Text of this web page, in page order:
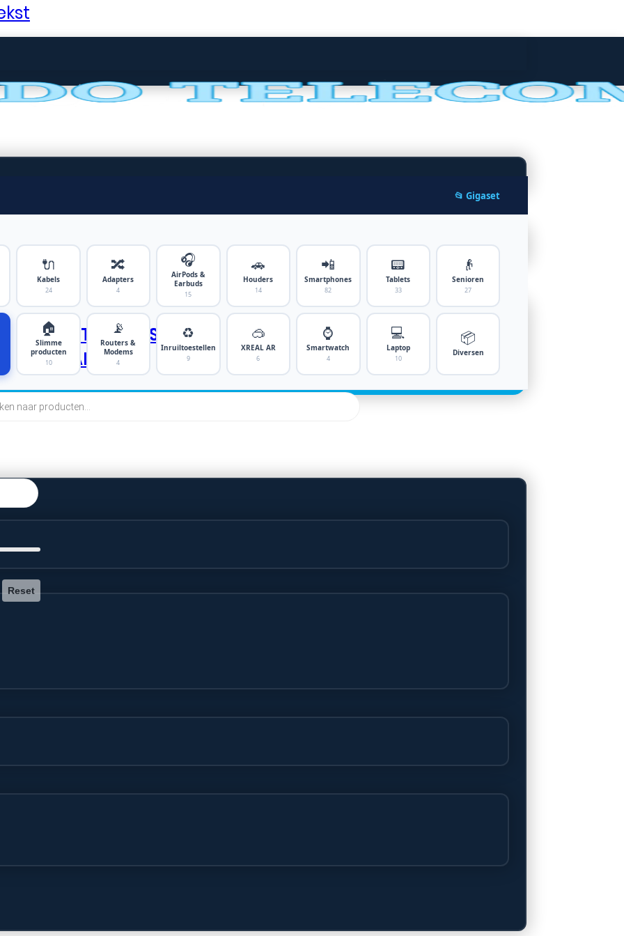
SMARTPHONES
TABLETS
📂 Gigaset
🔌
Kabels
24
🔀
Adapters
4
🎧
AirPods &
Earbuds
15
🚗
Houders
14
📲
Smartphones
82
📟
Tablets
33
👴
Senioren
27
🏠
Slimme
producten
10
📡
Routers &
Modems
4
♻️
Inruiltoestellen
9
🥽
XREAL AR
6
⌚
Smartwatch
4
💻
Laptop
10
📦
Diversen
Reset